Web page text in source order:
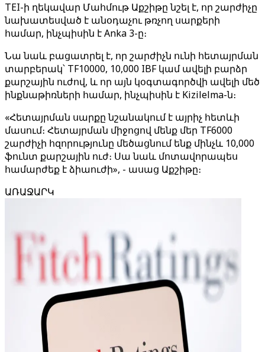
TEI-ի ղեկավար Մահմութ Աքշիթը նշել է, որ շարժիչը
նախատեսված է անօդաչու թռչող սարքերի
համար, ինչպիսին է Anka 3-ը։
Նա նաև բացատրել է, որ շարժիչն ունի հետայրման
տարբերակ՝ TF10000, 10,000 IBF կամ ավելի բարձր
քարշային ուժով, և որ այն կօգտագործվի ավելի մեծ
ինքնաթիռների համար, ինչպիսին է Kizilelma-ն։
«Հետայրման սարքը նշանակում է այրիչ հետևի
մասում։ Հետայրման միջոցով մենք մեր TF6000
շարժիչի հզորությունը մեծացնում ենք մինչև 10,000
ֆունտ քարշային ուժ։ Սա նաև մոտավորապես
համարժեք է ձիաուժի», - ասաց Աքշիթը։
ԱՌԱՋԱՐԿ